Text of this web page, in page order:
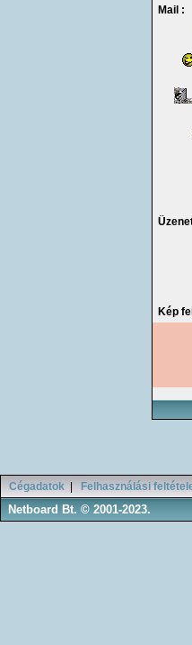
Mail :
Kép
Cégadatok Felhasználási
Netboard Bt. © 2001-2023.